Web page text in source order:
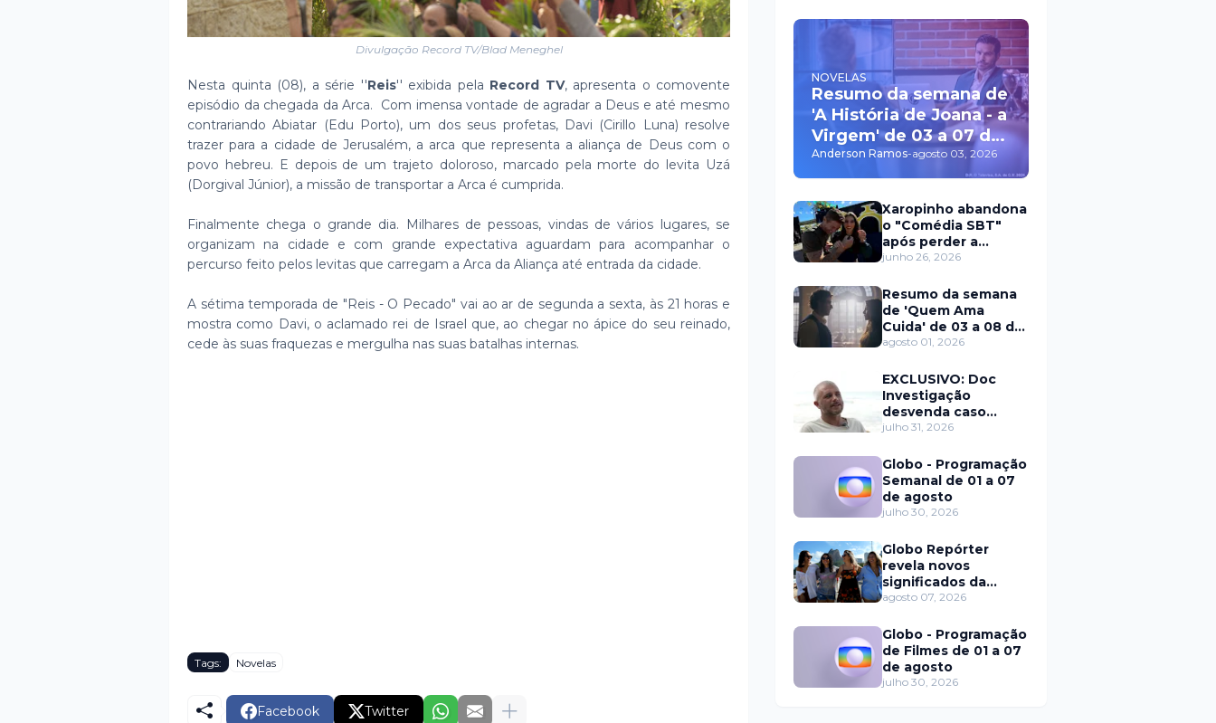
Divulgação Record TV/Blad Meneghel
Nesta quinta (08), a série ''Reis'' exibida pela Record TV, apresenta o comovente
episódio da chegada da Arca. Com imensa vontade de agradar a Deus e até mesmo
contrariando Abiatar (Edu Porto), um dos seus profetas, Davi (Cirillo Luna) resolve
trazer para a cidade de Jerusalém, a arca que representa a aliança de Deus com o
povo hebreu. E depois de um trajeto doloroso, marcado pela morte do levita Uzá
(Dorgival Júnior), a missão de transportar a Arca é cumprida.
Finalmente chega o grande dia. Milhares de pessoas, vindas de vários lugares, se
organizam na cidade e com grande expectativa aguardam para acompanhar o
percurso feito pelos levitas que carregam a Arca da Aliança até entrada da cidade.
A sétima temporada de "Reis - O Pecado" vai ao ar de segunda a sexta, às 21 horas e
mostra como Davi, o aclamado rei de Israel que, ao chegar no ápice do seu reinado,
cede às suas fraquezas e mergulha nas suas batalhas internas.
Tags: Novelas
Facebook Twitter
NOVELAS
Resumo da semana de
'A História de Joana - a
Virgem' de 03 a 07 de
agosto
Anderson Ramos-agosto 03, 2026
Xaropinho abandona
o "Comédia SBT"
após perder a
paciência com Sarro
junho 26, 2026
Resumo da semana
de 'Quem Ama
Cuida' de 03 a 08 de
agosto
agosto 01, 2026
EXCLUSIVO: Doc
Investigação
desvenda caso
Eduardo Martins e
trás de fraude
internacional
julho 31, 2026
Globo - Programação
Semanal de 01 a 07
de agosto
julho 30, 2026
Globo Repórter
revela novos
significados da
solteirice no Brasil e
nos relacionamentos
agosto 07, 2026
Globo - Programação
de Filmes de 01 a 07
de agosto
julho 30, 2026